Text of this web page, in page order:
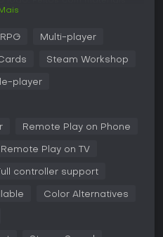
esses itens se conectam à
controle de guerreiros Tenno
Você se envolve em
parkour como bullet jump,
As armas se dividem em
e podem ser modadas à
como dano ou taxa de fogo.
subir itens até o rank 30
permitem trocar para a forma
RPG Multi-player
Steam Workshop
player
Remote Play on Phone
Remote Play on TV
controller support
Color Alternatives